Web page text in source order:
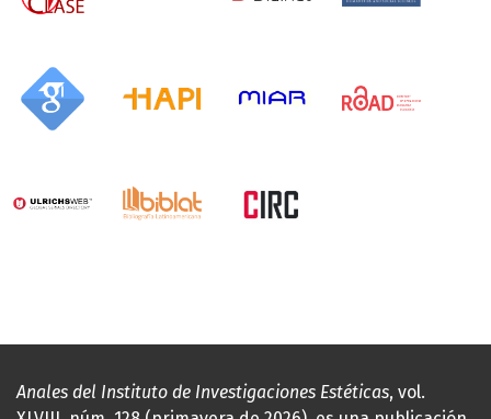
Anales del Instituto de Investigaciones Estéticas, vol.